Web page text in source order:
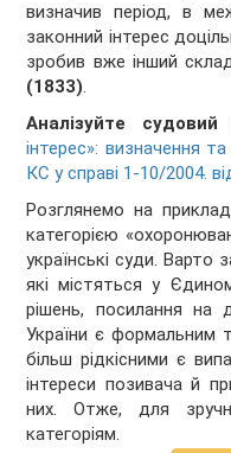
визначив період, в
законний інтерес
зробив вже інший
(1833).
Аналізуйте
інтерес»: визначення
КС у справі 1-10/2004.
Розглянемо на
категорією
українські суди. Варто
які містяться у
рішень, посилання на
України є формальним
більш рідкісними є
інтереси позивача й
них. Отже, для
категоріям.